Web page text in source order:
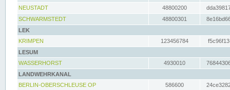
NEUSTADT
48800200
SCHWARMSTEDT
48800301
LEK
KRIMPEN
123456784
LESUM
WASSERHORST
4930010
LANDWEHRKANAL
BERLIN-OBERSCHLEUSE OP
586600